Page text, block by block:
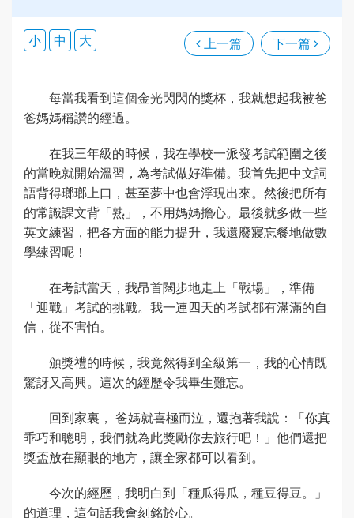
上一篇 下一篇
小 中 大
每當我看到這個金光閃閃的獎杯，我就想起我被爸
爸媽媽稱讚的經過。
在我三年級的時候，我在學校一派發考試範圍之後
的當晚就開始溫習，為考試做好準備。我首先把中文詞
語背得瑯瑯上口，甚至夢中也會浮現出來。然後把所有
的常識課文背「熟」，不用媽媽擔心。最後就多做一些
英文練習，把各方面的能力提升，我還廢寢忘餐地做數
學練習呢！
在考試當天，我昂首闊步地走上「戰場」，準備
「迎戰」考試的挑戰。我一連四天的考試都有滿滿的自
信，從不害怕。
頒獎禮的時候，我竟然得到全級第一，我的心情既
驚訝又高興。這次的經歷令我畢生難忘。
回到家裏， 爸媽就喜極而泣，還抱著我說：「你真
乖巧和聰明，我們就為此獎勵你去旅行吧！」他們還把
獎盃放在顯眼的地方，讓全家都可以看到。
今次的經歷，我明白到「種瓜得瓜，種豆得豆。」
的道理，這句話我會刻銘於心。